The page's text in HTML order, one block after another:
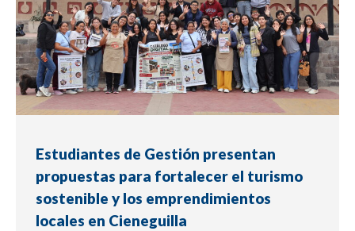
Estudiantes de Gestión presentan
propuestas para fortalecer el turismo
sostenible y los emprendimientos
locales en Cieneguilla